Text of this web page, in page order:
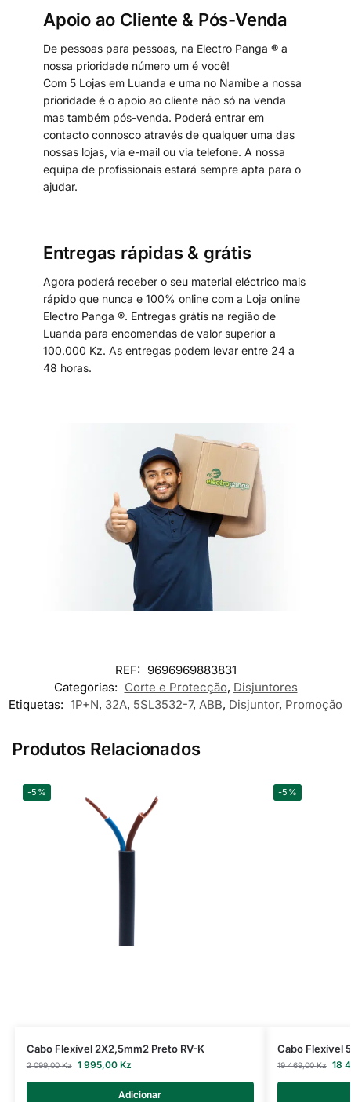
Apoio ao Cliente & Pós-Venda
De pessoas para pessoas, na Electro Panga ® a
nossa prioridade número um é você!
Com 5 Lojas em Luanda e uma no Namibe a nossa
prioridade é o apoio ao cliente não só na venda
mas também pós-venda. Poderá entrar em
contacto connosco através de qualquer uma das
nossas lojas, via e-mail ou via telefone. A nossa
equipa de profissionais estará sempre apta para o
ajudar.
Entregas rápidas & grátis
Agora poderá receber o seu material eléctrico mais
rápido que nunca e 100% online com a Loja online
Electro Panga ®. Entregas grátis na região de
Luanda para encomendas de valor superior a
100.000 Kz. As entregas podem levar entre 24 a
48 horas.
REF: 9696969883831
Categorias: Corte e Protecção, Disjuntores
Etiquetas: 1P+N, 32A, 5SL3532-7, ABB, Disjuntor, Promoção
Produtos Relacionados
-5%
Cabo Flexível 2X2,5mm2 Preto RV-K
2 099,00Kz 1 995,00 Kz
Adicionar
-5%
Cabo Flexível
19 469,00Kz 18